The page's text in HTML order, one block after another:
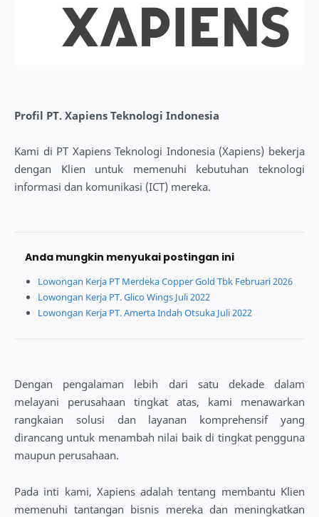
Profil PT. Xapiens Teknologi Indonesia
Kami di PT Xapiens Teknologi Indonesia (Xapiens) bekerja
dengan Klien untuk memenuhi kebutuhan teknologi
informasi dan komunikasi (ICT) mereka.
Anda mungkin menyukai postingan ini
Lowongan Kerja PT Merdeka Copper Gold Tbk Februari 2026
Lowongan Kerja PT. Glico Wings Juli 2022
Lowongan Kerja PT. Amerta Indah Otsuka Juli 2022
Dengan pengalaman lebih dari satu dekade dalam
melayani perusahaan tingkat atas, kami menawarkan
rangkaian solusi dan layanan komprehensif yang
dirancang untuk menambah nilai baik di tingkat pengguna
maupun perusahaan.
Pada inti kami, Xapiens adalah tentang membantu Klien
memenuhi tantangan bisnis mereka dan meningkatkan